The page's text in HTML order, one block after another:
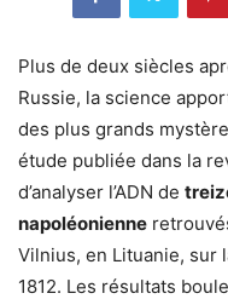
Plus de deux siècles
Russie, la science
des plus grands
étude publiée dans la
d’analyser l’ADN de
napoléonienne
Vilnius, en Lituanie, sur
1812. Les résultats